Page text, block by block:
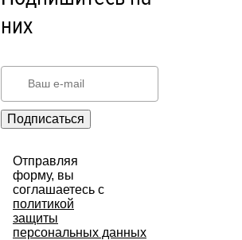
них
Подписаться
Отправляя
форму, вы
соглашаетесь с
политикой
защиты
персональных данных